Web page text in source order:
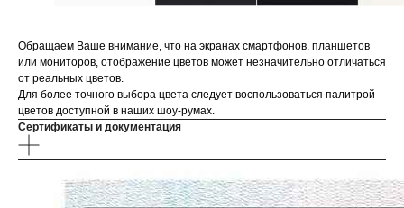
Обращаем Ваше внимание, что на экранах смартфонов, планшетов
или мониторов, отображение цветов может незначительно отличаться
от реальных цветов.
Для более точного выбора цвета следует воспользоваться палитрой
цветов доступной в наших шоу-румах.
Сертификаты и документация